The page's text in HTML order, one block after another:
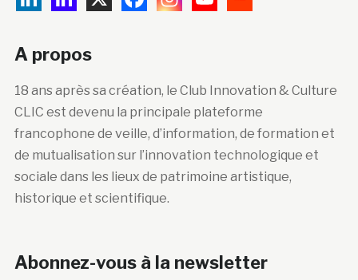
A propos
18 ans après sa création, le Club Innovation & Culture
CLIC est devenu la principale plateforme
francophone de veille, d’information, de formation et
de mutualisation sur l’innovation technologique et
sociale dans les lieux de patrimoine artistique,
historique et scientifique.
Abonnez-vous à la newsletter